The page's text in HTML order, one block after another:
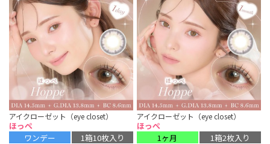
アイクローゼット（eye closet）
ほっぺ
ワンデー
1箱10枚入り
アイクローゼット（eye closet）
ほっぺ
1ヶ月
1箱2枚入り